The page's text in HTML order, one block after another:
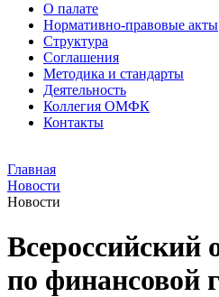
О палате
Нормативно-правовые акты
Структура
Соглашения
Методика и стандарты
Деятельность
Коллегия ОМФК
Контакты
Главная
Новости
Новости
Всероссийский
по финансовой